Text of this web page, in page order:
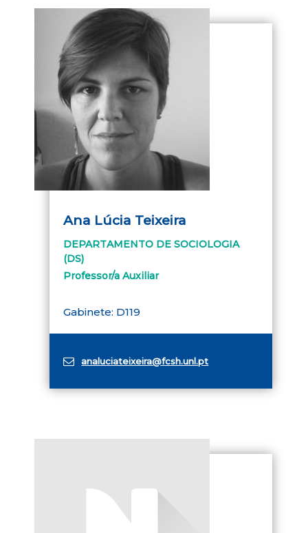
Ana Lúcia Teixeira
DEPARTAMENTO DE SOCIOLOGIA
(DS)
Professor/a Auxiliar
Gabinete: D119
analuciateixeira@fcsh.unl.pt